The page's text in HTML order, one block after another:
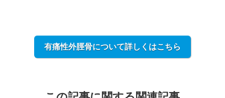
有痛性外脛骨について詳しくはこちら